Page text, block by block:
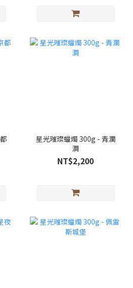
星光璀璨蠟燭 300g - 青瀾
澗
NT$2,200